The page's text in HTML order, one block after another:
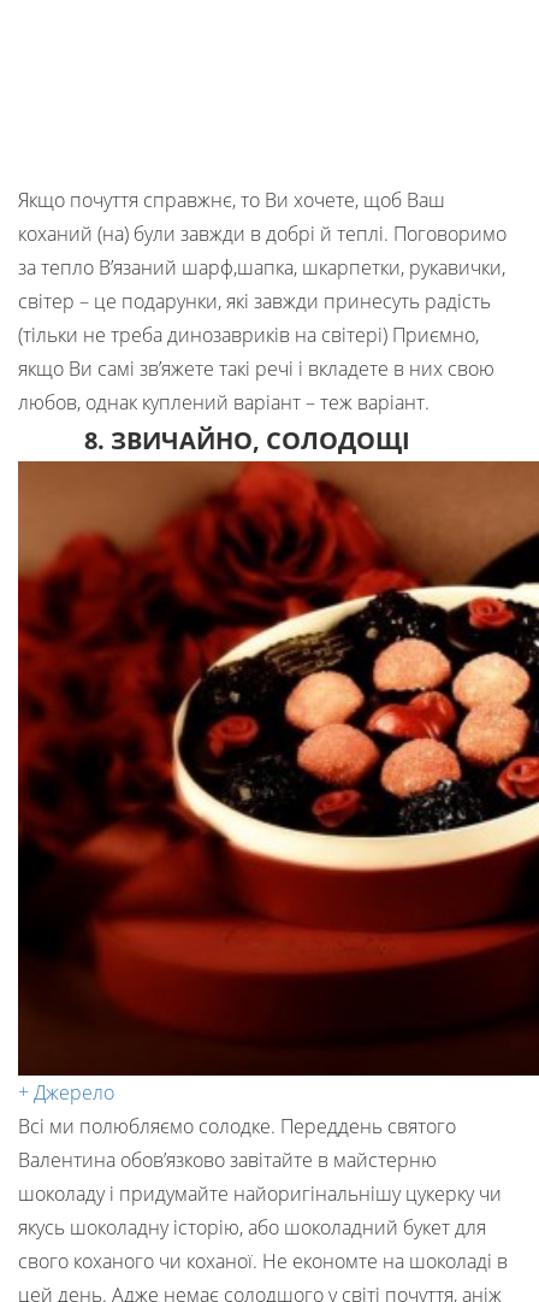
Якщо почуття справжнє, то Ви хочете, щоб Ваш
коханий (на) були завжди в добрі й теплі. Поговоримо
за тепло В’язаний шарф,шапка, шкарпетки, рукавички,
світер – це подарунки, які завжди принесуть радість
(тільки не треба динозавриків на світері) Приємно,
якщо Ви самі зв’яжете такі речі і вкладете в них свою
любов, однак куплений варіант – теж варіант.
8. ЗВИЧАЙНО, СОЛОДОЩІ
+ Джерело
Всі ми полюбляємо солодке. Переддень святого
Валентина обов’язково завітайте в майстерню
шоколаду і придумайте найоригінальнішу цукерку чи
якусь шоколадну історію, або шоколадний букет для
свого коханого чи коханої. Не економте на шоколаді в
цей день. Адже немає солодшого у світі почуття, аніж